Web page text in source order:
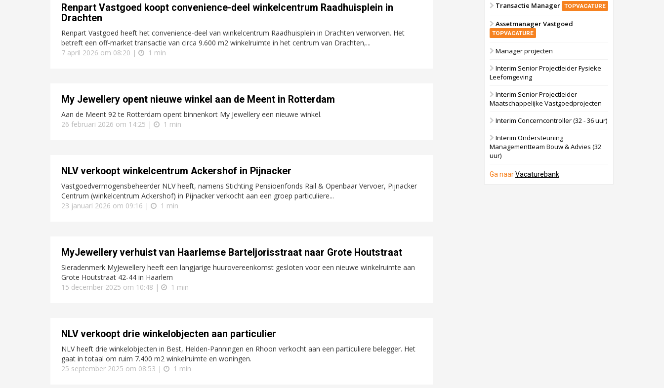
Renpart Vastgoed koopt convenience-deel winkelcentrum Raadhuisplein in
Drachten
Renpart Vastgoed heeft het convenience-deel van winkelcentrum Raadhuisplein in Drachten verworven. Het
betreft een off-market transactie van circa 9.600 m2 winkelruimte in het centrum van Drachten,...
7 april 2026 om 08:20 |
1 min
My Jewellery opent nieuwe winkel aan de Meent in Rotterdam
Aan de Meent 92 te Rotterdam opent binnenkort My Jewellery een nieuwe winkel.
26 februari 2026 om 14:25 |
1 min
NLV verkoopt winkelcentrum Ackershof in Pijnacker
Vastgoedvermogensbeheerder NLV heeft, namens Stichting Pensioenfonds Rail & Openbaar Vervoer, Pijnacker
Centrum (winkelcentrum Ackershof) in Pijnacker verkocht aan een groep particuliere...
23 januari 2026 om 09:16 |
1 min
MyJewellery verhuist van Haarlemse Barteljorisstraat naar Grote Houtstraat
Sieradenmerk MyJewellery heeft een langjarige huurovereenkomst gesloten voor een nieuwe winkelruimte aan
Grote Houtstraat 42-44 in Haarlem
15 december 2025 om 10:48 |
1 min
NLV verkoopt drie winkelobjecten aan particulier
NLV heeft drie winkelobjecten in Best, Helden-Panningen en Rhoon verkocht aan een particuliere belegger. Het
gaat in totaal om ruim 7.400 m2 winkelruimte en woningen.
25 september 2025 om 08:53 |
1 min
Transactie Manager TOPVACATURE
Assetmanager Vastgoed
TOPVACATURE
Manager projecten
Interim Senior Projectleider Fysieke
Leefomgeving
Interim Senior Projectleider
Maatschappelijke Vastgoedprojecten
Interim Concerncontroller (32 - 36 uur)
Interim Ondersteuning
Managementteam Bouw & Advies (32
uur)
Ga naarVacaturebank